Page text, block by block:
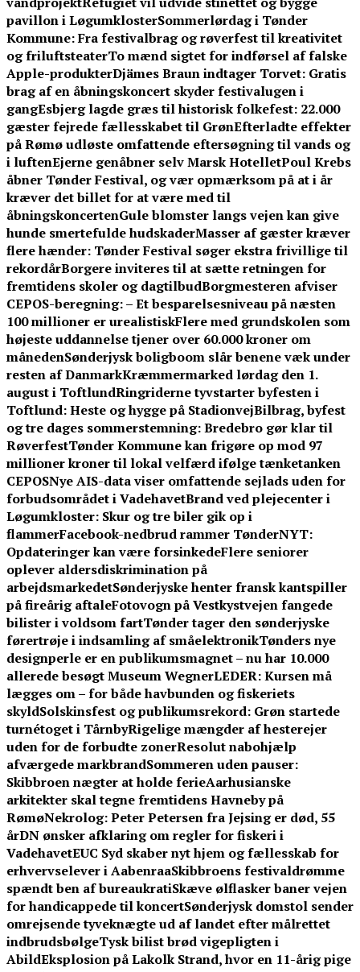
pavillon i LøgumklosterSommerlørdag i Tønder
Kommune: Fra festivalbrag og røverfest til kreativitet
og friluftsteaterTo mænd sigtet for indførsel af falske
Apple-produkterDjämes Braun indtager Torvet: Gratis
brag af en åbningskoncert skyder festivalugen i
gangEsbjerg lagde græs til historisk folkefest: 22.000
gæster fejrede fællesskabet til GrønEfterladte effekter
på Rømø udløste omfattende eftersøgning til vands og
i luftenEjerne genåbner selv Marsk HotelletPoul Krebs
åbner Tønder Festival, og vær opmærksom på at i år
kræver det billet for at være med til
åbningskoncertenGule blomster langs vejen kan give
hunde smertefulde hudskaderMasser af gæster kræver
flere hænder: Tønder Festival søger ekstra frivillige til
rekordårBorgere inviteres til at sætte retningen for
fremtidens skoler og dagtilbudBorgmesteren afviser
CEPOS-beregning: – Et besparelsesniveau på næsten
100 millioner er urealistiskFlere med grundskolen som
højeste uddannelse tjener over 60.000 kroner om
månedenSønderjysk boligboom slår benene væk under
resten af DanmarkKræmmermarked lørdag den 1.
august i ToftlundRingriderne tyvstarter byfesten i
Toftlund: Heste og hygge på StadionvejBilbrag, byfest
og tre dages sommerstemning: Bredebro gør klar til
RøverfestTønder Kommune kan frigøre op mod 97
millioner kroner til lokal velfærd ifølge tænketanken
CEPOSNye AIS-data viser omfattende sejlads uden for
forbudsområdet i VadehavetBrand ved plejecenter i
Løgumkloster: Skur og tre biler gik op i
flammerFacebook-nedbrud rammer TønderNYT:
Opdateringer kan være forsinkedeFlere seniorer
oplever aldersdiskrimination på
arbejdsmarkedetSønderjyske henter fransk kantspiller
på fireårig aftaleFotovogn på Vestkystvejen fangede
bilister i voldsom fartTønder tager den sønderjyske
førertrøje i indsamling af småelektronikTønders nye
designperle er en publikumsmagnet – nu har 10.000
allerede besøgt Museum WegnerLEDER: Kursen må
lægges om – for både havbunden og fiskeriets
skyldSolskinsfest og publikumsrekord: Grøn startede
turnétoget i TårnbyRigelige mængder af hesterejer
uden for de forbudte zonerResolut nabohjælp
afværgede markbrandSommeren uden pauser:
Skibbroen nægter at holde ferieAarhusianske
arkitekter skal tegne fremtidens Havneby på
RømøNekrolog: Peter Petersen fra Jejsing er død, 55
årDN ønsker afklaring om regler for fiskeri i
VadehavetEUC Syd skaber nyt hjem og fællesskab for
erhvervselever i AabenraaSkibbroens festivaldrømme
spændt ben af bureaukratiSkæve ølflasker baner vejen
for handicappede til koncertSønderjysk domstol sender
omrejsende tyveknægte ud af landet efter målrettet
indbrudsbølgeTysk bilist brød vigepligten i
AbildEksplosion på Lakolk Strand, hvor en 11-årig pige